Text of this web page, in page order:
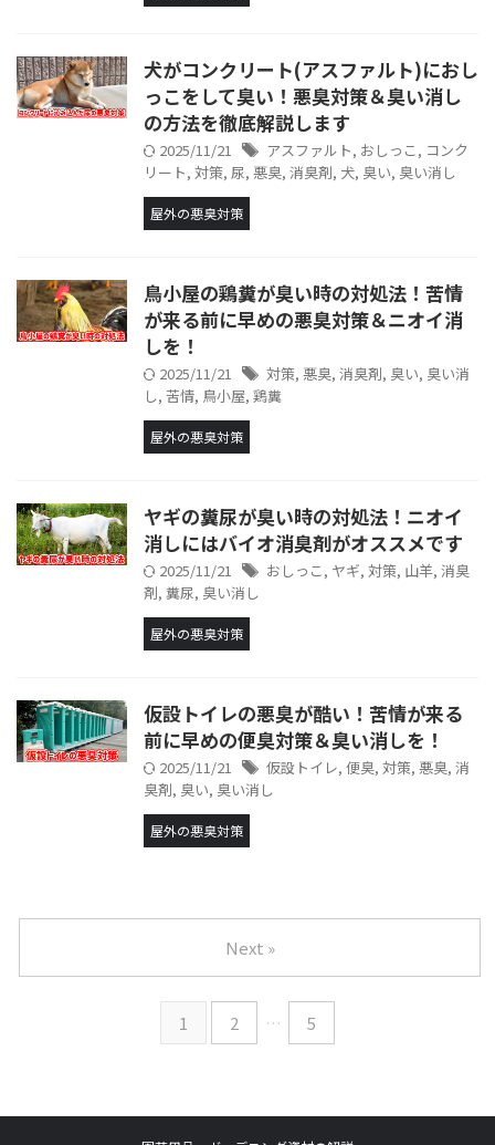
犬がコンクリート(アスファルト)におし
っこをして臭い！悪臭対策＆臭い消し
の方法を徹底解説します
2025/11/21 アスファルト, おしっこ, コンク
リート, 対策, 尿, 悪臭, 消臭剤, 犬, 臭い, 臭い消し
屋外の悪臭対策
鳥小屋の鶏糞が臭い時の対処法！苦情
が来る前に早めの悪臭対策＆ニオイ消
しを！
2025/11/21 対策, 悪臭, 消臭剤, 臭い, 臭い消
し, 苦情, 鳥小屋, 鶏糞
屋外の悪臭対策
ヤギの糞尿が臭い時の対処法！ニオイ
消しにはバイオ消臭剤がオススメです
2025/11/21 おしっこ, ヤギ, 対策, 山羊, 消臭
剤, 糞尿, 臭い消し
屋外の悪臭対策
仮設トイレの悪臭が酷い！苦情が来る
前に早めの便臭対策＆臭い消しを！
2025/11/21 仮設トイレ, 便臭, 対策, 悪臭, 消
臭剤, 臭い, 臭い消し
屋外の悪臭対策
1 2 … 5
Next »